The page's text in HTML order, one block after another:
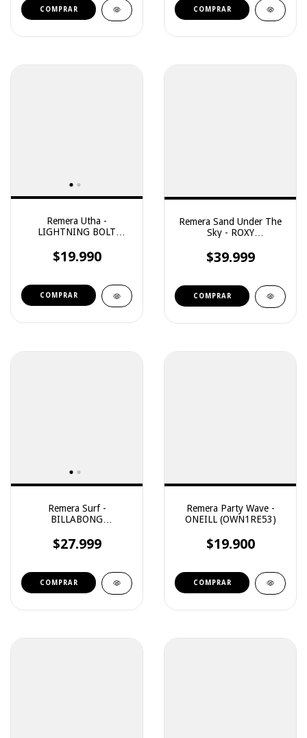
COMPRAR COMPRAR
Remera Utha -
LIGHTNING BOLT
$19.990
Remera Sand Under The
Sky - ROXY
$39.999
COMPRAR
Remera Surf -
BILLABONG
$27.999
COMPRAR
Remera Party Wave -
ONEILL (OWN1RE53)
$19.900
COMPRAR